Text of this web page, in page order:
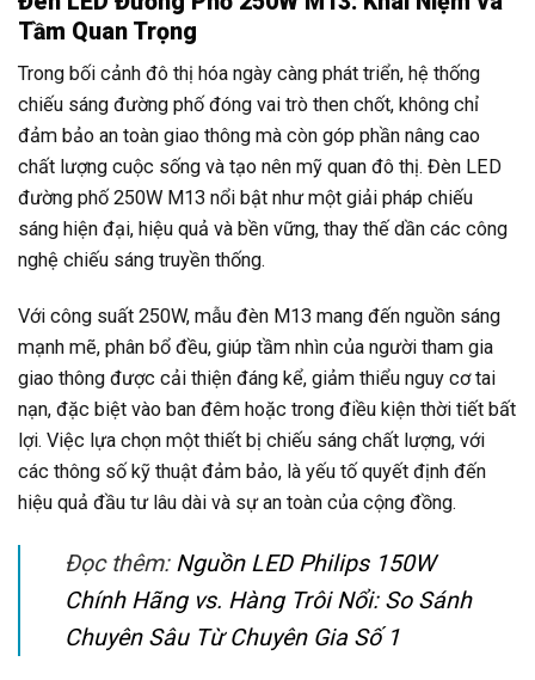
Tầm Quan Trọng
Trong bối cảnh đô thị hóa ngày càng phát triển, hệ thống
chiếu sáng đường phố đóng vai trò then chốt, không chỉ
đảm bảo an toàn giao thông mà còn góp phần nâng cao
chất lượng cuộc sống và tạo nên mỹ quan đô thị. Đèn LED
đường phố 250W M13 nổi bật như một giải pháp chiếu
sáng hiện đại, hiệu quả và bền vững, thay thế dần các công
nghệ chiếu sáng truyền thống.
Với công suất 250W, mẫu đèn M13 mang đến nguồn sáng
mạnh mẽ, phân bổ đều, giúp tầm nhìn của người tham gia
giao thông được cải thiện đáng kể, giảm thiểu nguy cơ tai
nạn, đặc biệt vào ban đêm hoặc trong điều kiện thời tiết bất
lợi. Việc lựa chọn một thiết bị chiếu sáng chất lượng, với
các thông số kỹ thuật đảm bảo, là yếu tố quyết định đến
hiệu quả đầu tư lâu dài và sự an toàn của cộng đồng.
Đọc thêm: Nguồn LED Philips 150W
Chính Hãng vs. Hàng Trôi Nổi: So Sánh
Chuyên Sâu Từ Chuyên Gia Số 1